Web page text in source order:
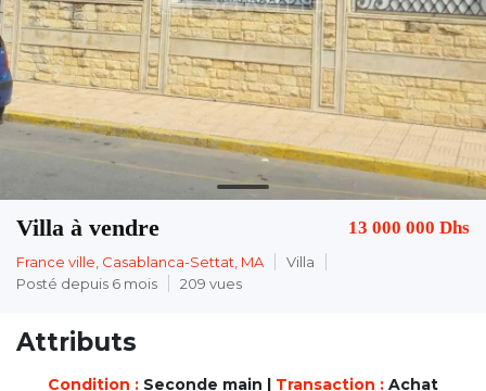
13 000 000 Dhs
Villa à vendre
France ville, Casablanca-Settat, MA
Villa
Posté depuis 6 mois
209 vues
Attributs
Condition : Seconde main Transaction : Achat